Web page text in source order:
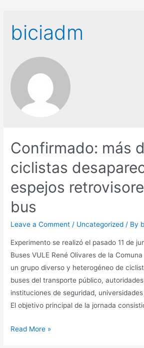
biciadm
Confirmado: más
ciclistas
espejos
bus
Leave a Comment / Uncategorized / By
Experimento se realizó el pasado 11 de
Buses VULE René Olivares de la
un grupo diverso y heterogéneo de
buses del transporte público,
instituciones de seguridad,
El objetivo principal de la jornada
Read More »